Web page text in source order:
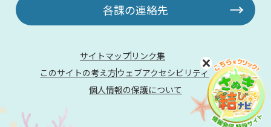
各課の連絡先
サイトマップ リンク集
このサイトの考え方ウェブアクセシビリティ
個人情報の保護について